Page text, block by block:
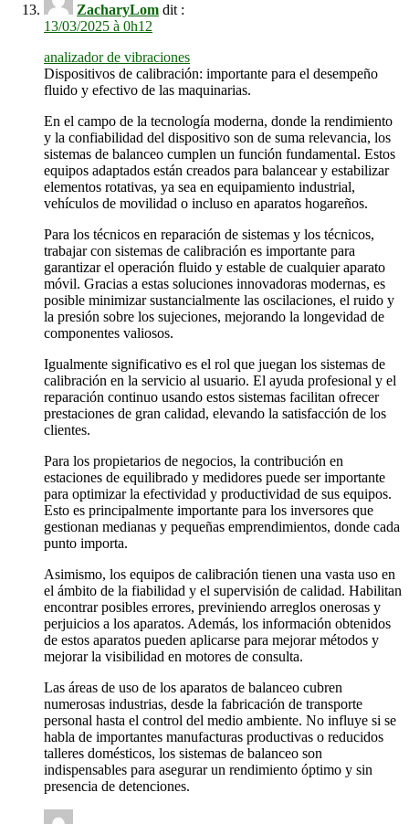
ZacharyLom dit :
13/03/2025 à 0h12
analizador de vibraciones
Dispositivos de calibración: importante para el desempeño
fluido y efectivo de las maquinarias.
En el campo de la tecnología moderna, donde la rendimiento
y la confiabilidad del dispositivo son de suma relevancia, los
sistemas de balanceo cumplen un función fundamental. Estos
equipos adaptados están creados para balancear y estabilizar
elementos rotativas, ya sea en equipamiento industrial,
vehículos de movilidad o incluso en aparatos hogareños.
Para los técnicos en reparación de sistemas y los técnicos,
trabajar con sistemas de calibración es importante para
garantizar el operación fluido y estable de cualquier aparato
móvil. Gracias a estas soluciones innovadoras modernas, es
posible minimizar sustancialmente las oscilaciones, el ruido y
la presión sobre los sujeciones, mejorando la longevidad de
componentes valiosos.
Igualmente significativo es el rol que juegan los sistemas de
calibración en la servicio al usuario. El ayuda profesional y el
reparación continuo usando estos sistemas facilitan ofrecer
prestaciones de gran calidad, elevando la satisfacción de los
clientes.
Para los propietarios de negocios, la contribución en
estaciones de equilibrado y medidores puede ser importante
para optimizar la efectividad y productividad de sus equipos.
Esto es principalmente importante para los inversores que
gestionan medianas y pequeñas emprendimientos, donde cada
punto importa.
Asimismo, los equipos de calibración tienen una vasta uso en
el ámbito de la fiabilidad y el supervisión de calidad. Habilitan
encontrar posibles errores, previniendo arreglos onerosas y
perjuicios a los aparatos. Además, los información obtenidos
de estos aparatos pueden aplicarse para mejorar métodos y
mejorar la visibilidad en motores de consulta.
Las áreas de uso de los aparatos de balanceo cubren
numerosas industrias, desde la fabricación de transporte
personal hasta el control del medio ambiente. No influye si se
habla de importantes manufacturas productivas o reducidos
talleres domésticos, los sistemas de balanceo son
indispensables para asegurar un rendimiento óptimo y sin
presencia de detenciones.